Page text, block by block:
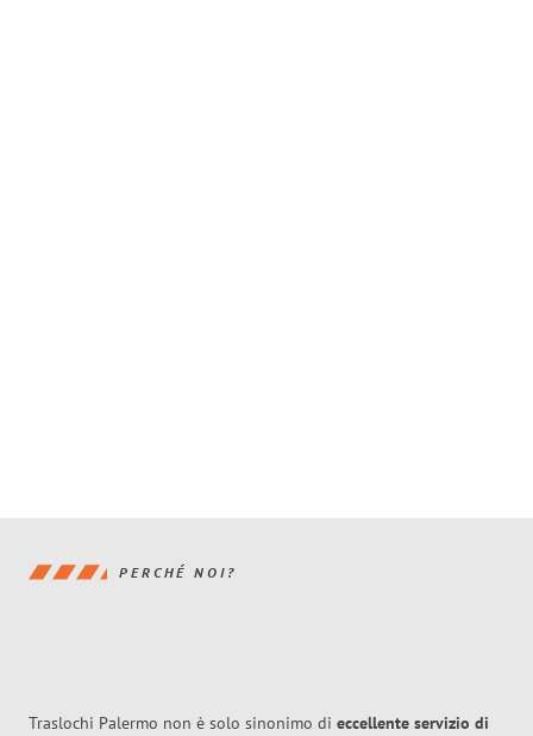
PERCHÉ NOI?
Traslochi Palermo non è solo sinonimo di eccellente servizio di